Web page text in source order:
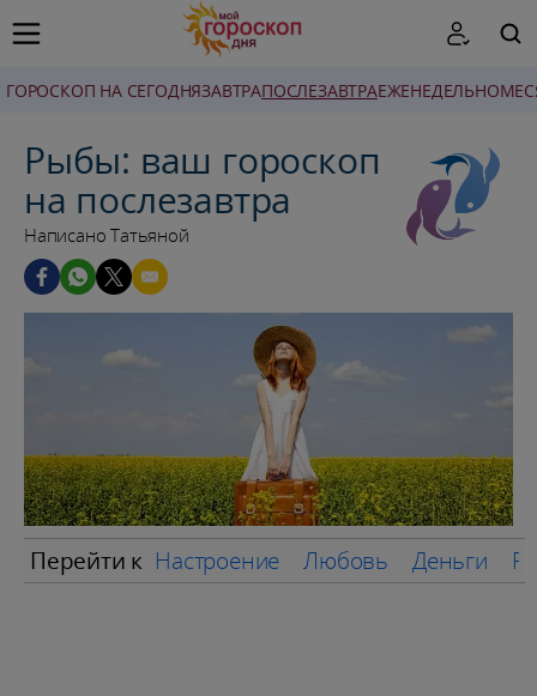
ГОРОСКОП НА СЕГОДНЯЗАВТРАПОСЛЕЗАВТРАЕЖЕНЕДЕЛЬНО
Рыбы: ваш гороскоп
на послезавтра
Написано Татьяной
Перейти к Настроение Любовь Деньги